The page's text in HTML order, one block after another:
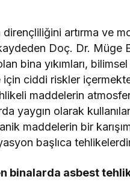
artırma ve
Doç. Dr. Müge
bina yıkımları,
ciddi riskler
maddelerin
yaygın olarak
maddelerin bir
başlıca
binalarda asbest